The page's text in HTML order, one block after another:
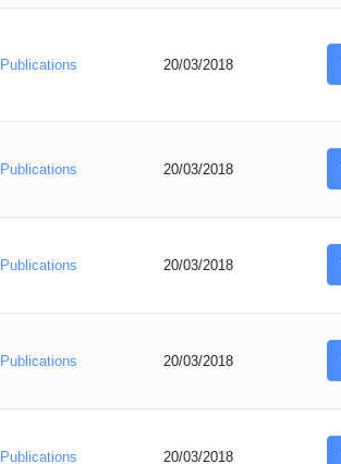
Publications 20/03/2018
Publications 20/03/2018
Publications 20/03/2018
Publications 20/03/2018
Publications 20/03/2018